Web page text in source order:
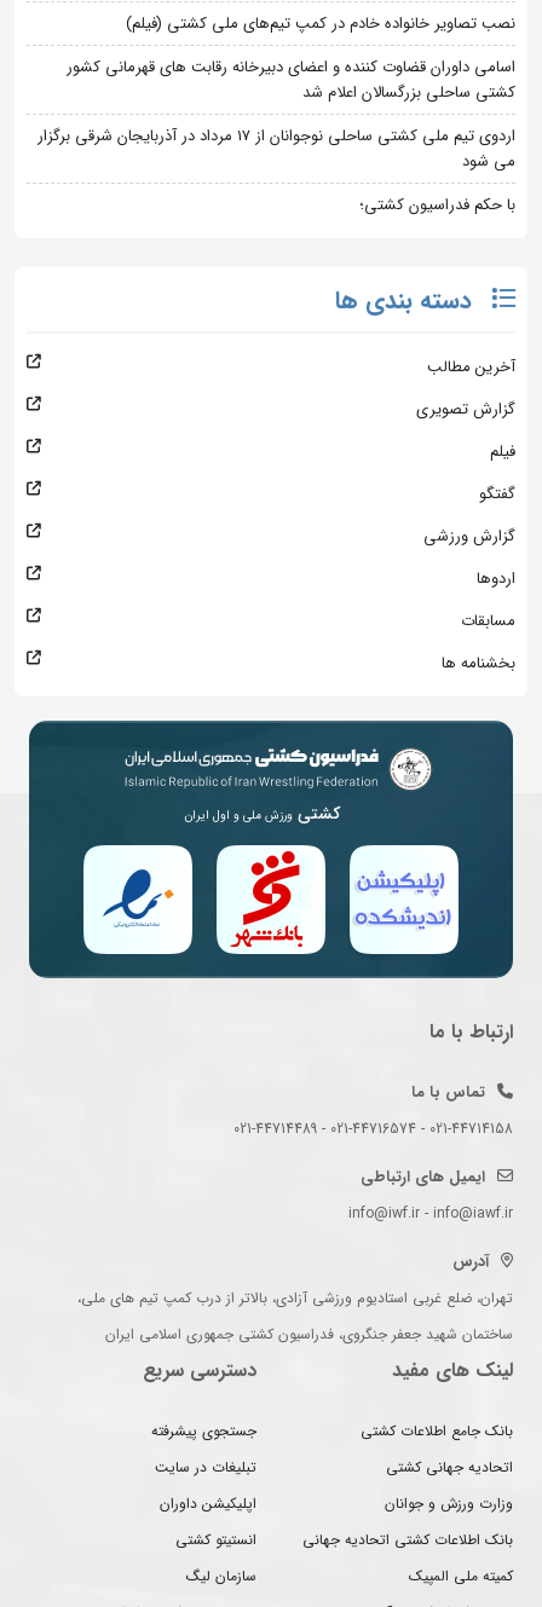
نصب تصاویر خانواده خادم در کمپ تیم‌های ملی کشتی (فیلم)
اسامی داوران قضاوت کننده و اعضای دبیرخانه رقابت های قهرمانی کشور
کشتی ساحلی بزرگسالان اعلام شد
اردوی تیم ملی کشتی ساحلی نوجوانان از 17 مرداد در آذربایجان شرقی برگزار
می شود
با حکم فدراسیون کشتی؛
دسته بندی ها
آخرین مطالب
گزارش تصویری
فیلم
گفتگو
گزارش ورزشی
اردوها
مسابقات
بخشنامه ها
کشتی ورزش ملی و اول ایران
ارتباط با ما
تماس با ما
021-44714158 - 021-44716574 - 021-44714489
ایمیل های ارتباطی
info@iwf.ir - info@iawf.ir
آدرس
تهران، ضلع غربی استادیوم ورزشی آزادی، بالاتر از درب کمپ تیم های ملی،
ساختمان شهید جعفر جنگروی، فدراسیون کشتی جمهوری اسلامی ایران
لینک های مفید
بانک جامع اطلاعات کشتی
اتحادیه جهانی کشتی
وزارت ورزش و جوانان
بانک اطلاعات کشتی اتحادیه جهانی
کمیته ملی المپیک
دسترسی سریع
جستجوی پیشرفته
تبلیغات در سایت
اپلیکیشن داوران
انستیتو کشتی
سازمان لیگ